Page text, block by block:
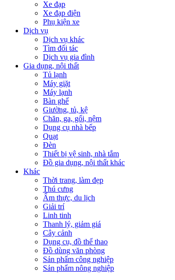
Xe đạp
Xe đạp điện
Phụ kiện xe
Dịch vụ
Dịch vụ khác
Tìm đối tác
Dịch vụ gia đình
Gia dụng, nội thất
Tủ lạnh
Máy giặt
Máy lạnh
Bàn ghế
Giường, tủ, kệ
Chăn, ga, gối, nệm
Dụng cụ nhà bếp
Quạt
Đèn
Thiết bị vệ sinh, nhà tắm
Đồ gia dụng, nội thất khác
Khác
Thời trang, làm đẹp
Thú cưng
Ẩm thực, du lịch
Giải trí
Linh tinh
Thanh lý, giảm giá
Cây cảnh
Dụng cụ, đồ thể thao
Đồ dùng văn phòng
Sản phẩm công nghiệp
Sản phẩm nông nghiệp